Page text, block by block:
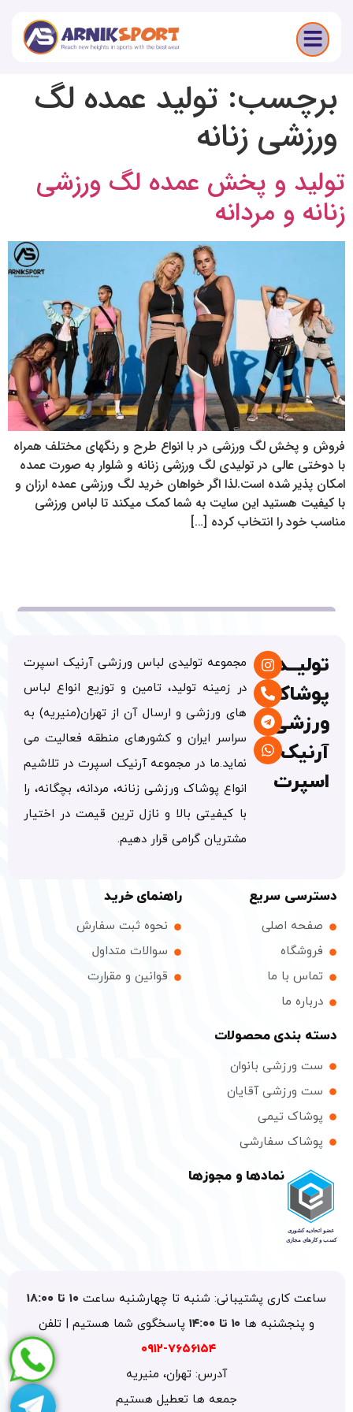
برچسب: تولید عمده لگ
ورزشی زنانه
تولید و پخش عمده لگ ورزشی
زنانه و مردانه
فروش و پخش لگ ورزشی در با انواع طرح و رنگهای مختلف همراه
با دوختی عالی در تولیدی لگ ورزشی زنانه و شلوار به صورت عمده
امکان پذیر شده است.لذا اگر خواهان خرید لگ ورزشی عمده ارزان و
با کیفیت هستید این سایت به شما کمک میکند تا لباس ورزشی
مناسب خود را انتخاب کرده […]
تولیــدی
پوشاک
ورزشی
آرنیک
اسپرت
مجموعه تولیدی لباس ورزشی آرنیک اسپرت
در زمینه تولید، تامین و توزیع انواع لباس
های ورزشی و ارسال آن از تهران(منیریه) به
سراسر ایران و کشورهای منطقه فعالیت می
نماید.ما در مجموعه آرنیک اسپرت در تلاشیم
انواع پوشاک ورزشی زنانه، مردانه، بچگانه، را
با کیفیتی بالا و نازل ترین قیمت در اختیار
مشتریان گرامی قرار دهیم.
دسترسی سریع
صفحه اصلی
فروشگاه
تماس با ما
درباره ما
راهنمای خرید
نحوه ثبت سفارش
سوالات متداول
قوانین و مقرارت
دسته بندی محصولات
ست ورزشی بانوان
ست ورزشی آقایان
پوشاک تیمی
پوشاک سفارشی
نمادها و مجوزها
ساعت کاری پشتیبانی: شنبه تا چهارشنبه ساعت ۱۰ تا ۱۸:۰۰
و پنجشنبه ها ۱۰ تا ۱۴:۰۰
پاسخگوی شما هستیم | تلفن
۷۶۵۶۱۵۴-۰۹۱۲
آدرس: تهران، منیریه
جمعه ها تعطیل هستیم